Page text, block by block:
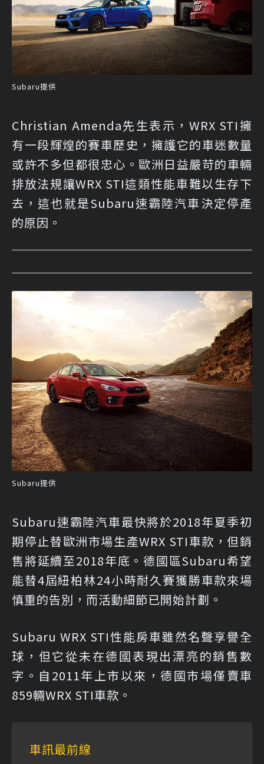
Subaru提供
Christian Amenda先生表示，WRX STI擁
有一段輝煌的賽車歷史，擁護它的車迷數量
或許不多但都很忠心。歐洲日益嚴苛的車輛
排放法規讓WRX STI這類性能車難以生存下
去，這也就是Subaru速霸陸汽車決定停產
的原因。
Subaru提供
Subaru速霸陸汽車最快將於2018年夏季初
期停止替歐洲市場生產WRX STI車款，但銷
售將延續至2018年底。德國區Subaru希望
能替4屆紐柏林24小時耐久賽獲勝車款來場
慎重的告別，而活動細節已開始計劃。
Subaru WRX STI性能房車雖然名聲享譽全
球，但它從未在德國表現出漂亮的銷售數
字。自2011年上市以來，德國市場僅賣車
859輛WRX STI車款。
車訊最前線